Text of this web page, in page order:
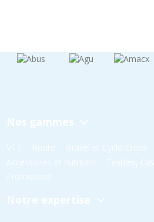
Nos gammes
VTT Route Gravel et Cyclo Cross
Accessoires et nutrition
Textiles,
Promotions
Notre expertise